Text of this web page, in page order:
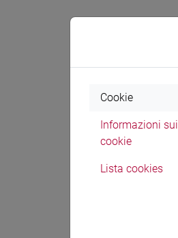
Cookie
Informazioni sui
cookie
Lista cookies